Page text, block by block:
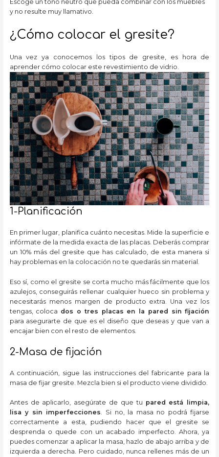
Escoge un tono neutro que pueda combinar con los muebles
y no resulte muy llamativo.
¿Cómo colocar el gresite?
Una vez ya conocemos los tipos de gresite, es hora de
aprender cómo colocar este revestimiento de vidrio.
1-Planificación
En primer lugar, planifica cuánto necesitas. Mide la superficie e
infórmate de la medida exacta de las placas. Deberás comprar
un 10% más del gresite que has calculado, de esta manera si
hay problemas en la colocación no te quedarás sin material.
Eso sí, como el gresite se corta mucho más fácilmente que los
azulejos, conseguirás rellenar cualquier hueco sin problema y
necesitarás menos margen de producto extra. Una vez los
tengas, coloca dos o tres placas en la pared sin fijación
para asegurarte de que es el diseño que deseas y que van a
encajar bien con el resto de elementos.
2-Masa de fijación
A continuación, sigue las instrucciones del fabricante para la
masa de fijar gresite. Mezcla bien si el producto viene dividido.
Antes de aplicarlo, asegúrate de que tu pared está limpia,
lisa y sin imperfecciones. Si no, la masa no podrá fijarse
correctamente a esta, pudiendo hacer que el gresite se
desprenda o quede con un acabado imperfecto. Ahora, ya
puedes comenzar a aplicar la masa, hazlo de abajo arriba y de
izquierda a derecha. Pero cuidado, nunca rellenes más de un